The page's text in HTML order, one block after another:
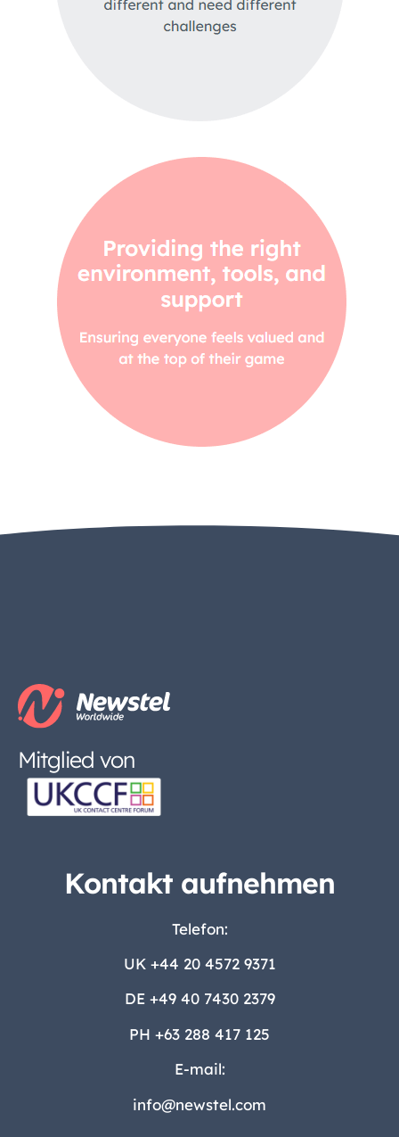
Mitglied von
Kontakt aufnehmen
Telefon:
UK +44 20 4572 9371
DE +49 40 7430 2379
PH +63 288 417 125
E-mail:
info@newstel.com